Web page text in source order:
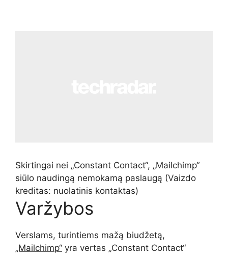
Skirtingai nei „Constant Contact“, „Mailchimp“
siūlo naudingą nemokamą paslaugą (Vaizdo
kreditas: nuolatinis kontaktas)
Varžybos
Verslams, turintiems mažą biudžetą,
„Mailchimp“ yra vertas „Constant Contact“